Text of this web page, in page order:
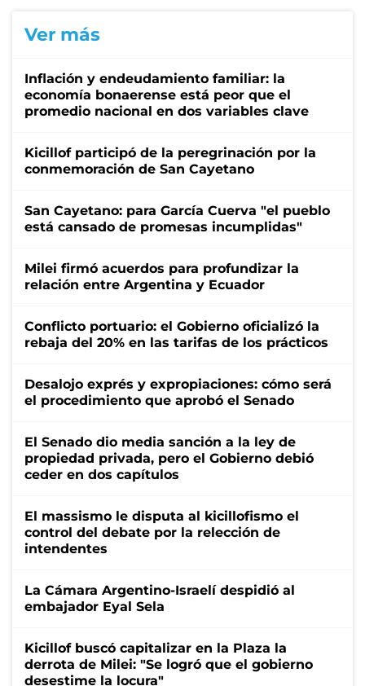
Ver más
Inflación y endeudamiento familiar: la
economía bonaerense está peor que el
promedio nacional en dos variables clave
Kicillof participó de la peregrinación por la
conmemoración de San Cayetano
San Cayetano: para García Cuerva "el pueblo
está cansado de promesas incumplidas"
Milei firmó acuerdos para profundizar la
relación entre Argentina y Ecuador
Conflicto portuario: el Gobierno oficializó la
rebaja del 20% en las tarifas de los prácticos
Desalojo exprés y expropiaciones: cómo será
el procedimiento que aprobó el Senado
El Senado dio media sanción a la ley de
propiedad privada, pero el Gobierno debió
ceder en dos capítulos
El massismo le disputa al kicillofismo el
control del debate por la relección de
intendentes
La Cámara Argentino-Israelí despidió al
embajador Eyal Sela
Kicillof buscó capitalizar en la Plaza la
derrota de Milei: "Se logró que el gobierno
desestime la locura"